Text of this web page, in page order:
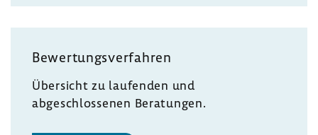
Bewertungsverfahren
Übersicht zu laufenden und
abgeschlossenen Beratungen.